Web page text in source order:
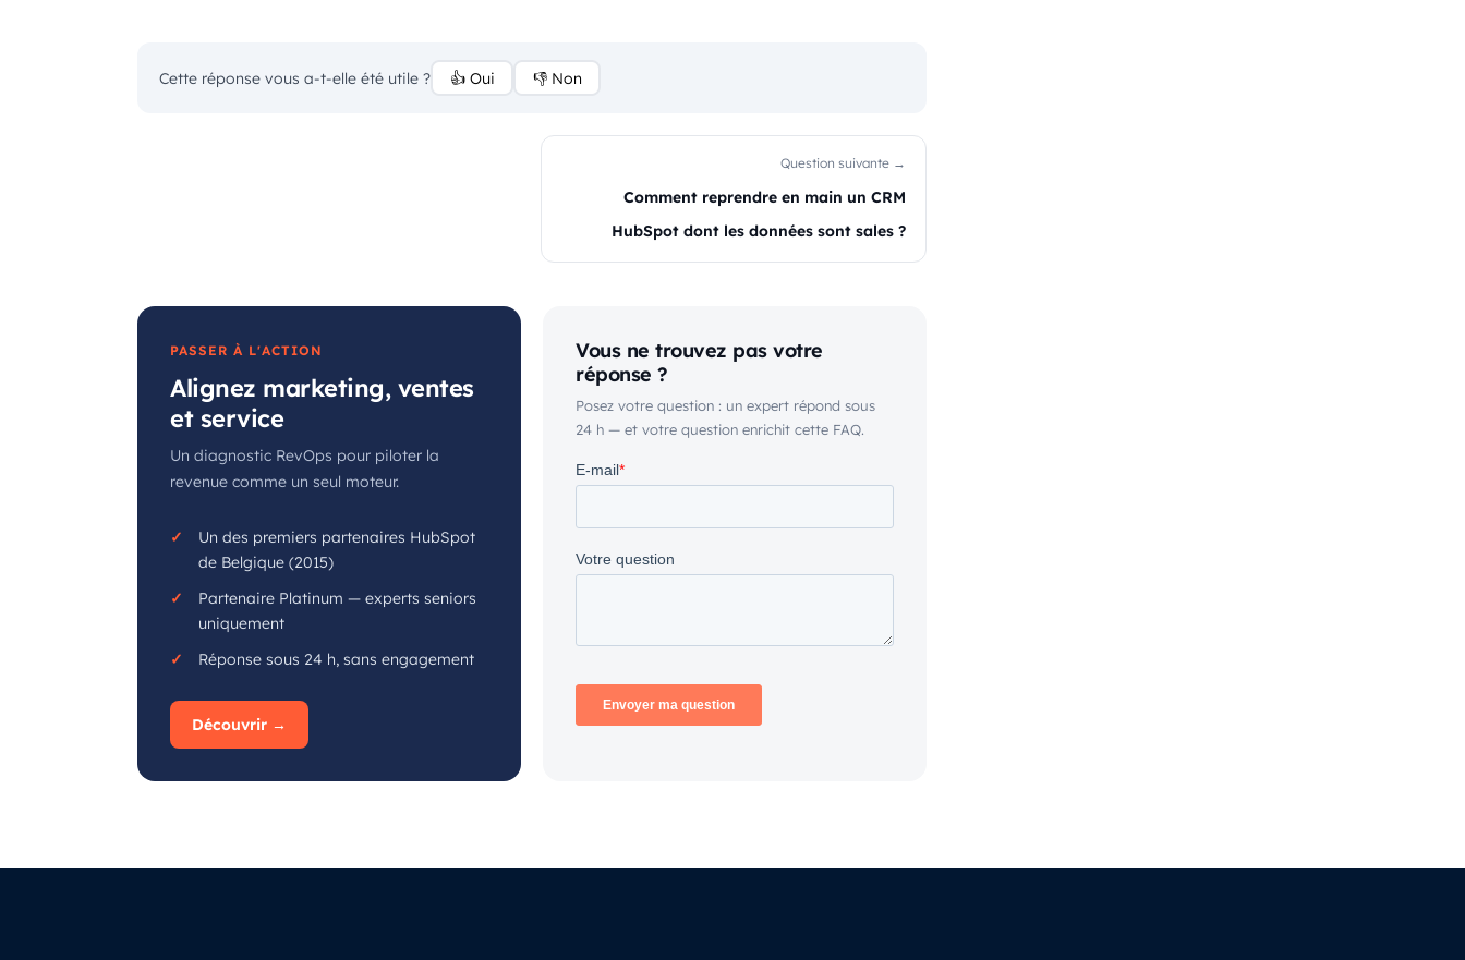
Cette réponse vous a-t-elle été utile ? 👍 Oui 👎 Non
Question suivante →
Comment reprendre en main un CRM
HubSpot dont les données sont sales ?
PASSER À L'ACTION
Alignez marketing, ventes
et service
Un diagnostic RevOps pour piloter la
revenue comme un seul moteur.
Un des premiers partenaires HubSpot
de Belgique (2015)
Partenaire Platinum — experts seniors
uniquement
Réponse sous 24 h, sans engagement
Découvrir →
Vous ne trouvez pas votre
réponse ?
Posez votre question : un expert répond sous
24 h — et votre question enrichit cette FAQ.